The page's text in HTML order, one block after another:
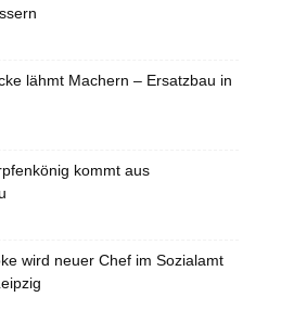
lähmt Machern – Ersatzbau in
kommt aus
wird neuer Chef im Sozialamt